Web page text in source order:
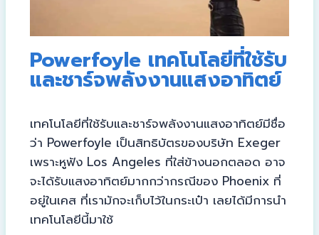
Powerfoyle เทคโนโลยีที่ใช้รับ
และชาร์จพลังงานแสงอาทิตย์
เทคโนโลยีที่ใช้รับและชาร์จพลังงานแสงอาทิตย์มีชื่อ
ว่า Powerfoyle เป็นสิทธิบัตรของบริษัท Exeger
เพราะหูฟัง Los Angeles ที่ใส่ข้างนอกตลอด อาจ
จะได้รับแสงอาทิตย์มากกว่ากรณีของ Phoenix ที่
อยู่ในเคส ที่เรามักจะเก็บไว้ในกระเป๋า เลยได้มีการนำ
เทคโนโลยีนี้มาใช้